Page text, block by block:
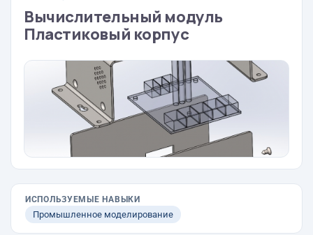
Вычислительный модуль
Пластиковый корпус
ИСПОЛЬЗУЕМЫЕ НАВЫКИ
Промышленное моделирование